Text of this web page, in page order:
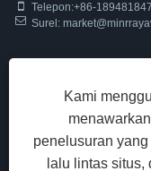
Telepon:+86-
Surel:
Untuk pertanyaan tentang
kamera web atau daftar
dan kami akan
Kami
penelusuran
lalu lintas situs,